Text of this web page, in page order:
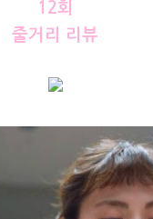
12회
줄거리 리뷰